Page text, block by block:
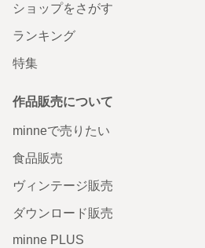
ショップをさがす
ランキング
特集
作品販売について
minneで売りたい
食品販売
ヴィンテージ販売
ダウンロード販売
minne PLUS